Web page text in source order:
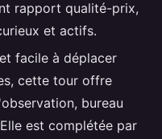
rapport qualité-prix,
et actifs.
facile à déplacer
cette tour offre
bureau
est complétée par